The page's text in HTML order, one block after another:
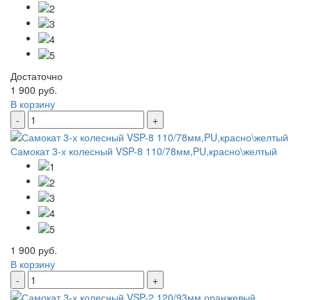
Достаточно
1 900 руб.
В корзину
-
+
Самокат 3-х колесный VSP-8 110/78мм,PU,красно\желтый
1 900 руб.
В корзину
-
+